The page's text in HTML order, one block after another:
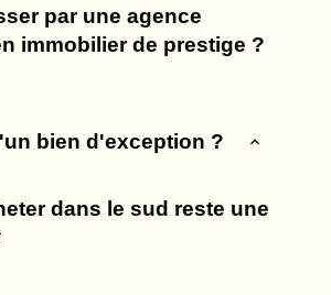
par une agence
immobilier de prestige ?
bien d'exception ?
dans le sud reste une